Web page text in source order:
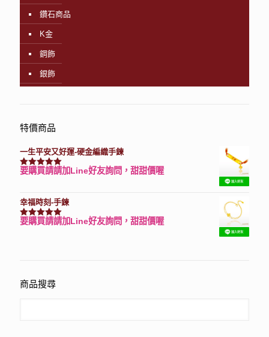
鑽石商品
K金
鋼飾
銀飾
特價商品
一生平安又好運-硬金編織手鍊
評分7740滿分 5
要購買請請加Line好友詢問，甜甜價喔
幸福時刻-手鍊
評分3150滿分 5
要購買請請加Line好友詢問，甜甜價喔
商品搜尋